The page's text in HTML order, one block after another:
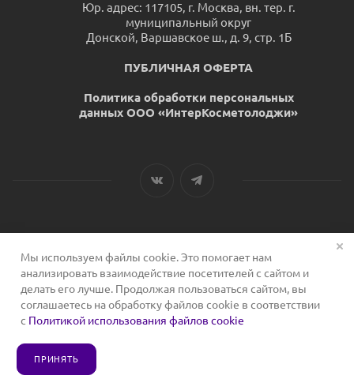
Юр. адрес: 117105, г. Москва, вн. тер. г.
муниципальный округ
Донской, Варшавское ш., д. 9, стр. 1Б
ПУБЛИЧНАЯ ОФЕРТА
Политика обработки персональных
данных ООО «ИнтерКосметолоджи»
2026 © Сервис для косметологов
Мы используем файлы cookie. Это помогает нам
анализировать взаимодействие посетителей с сайтом и
делать его лучше. Продолжая пользоваться сайтом, вы
соглашаетесь на обработку файлов cookie в соответствии
с Политикой использования файлов cookie
ПРИНЯТЬ